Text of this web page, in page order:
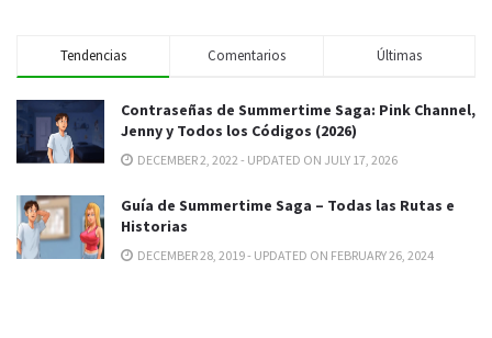
Tendencias Comentarios Últimas
Contraseñas de Summertime Saga: Pink Channel,
Jenny y Todos los Códigos (2026)
DECEMBER 2, 2022 - UPDATED ON JULY 17, 2026
Guía de Summertime Saga – Todas las Rutas e
Historias
DECEMBER 28, 2019 - UPDATED ON FEBRUARY 26, 2024